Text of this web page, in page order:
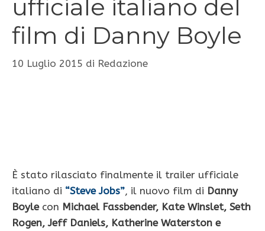
ufficiale italiano del
film di Danny Boyle
10 Luglio 2015 di Redazione
È stato rilasciato finalmente il trailer ufficiale
italiano di “Steve Jobs”, il nuovo film di Danny
Boylecon Michael Fassbender, Kate Winslet, Seth
Rogen, Jeff Daniels, Katherine Waterston e